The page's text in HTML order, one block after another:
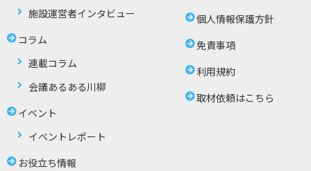
施設運営者インタビュー
コラム
連載コラム
会議あるある川柳
イベント
イベントレポート
お役立ち情報
個人情報保護方針
免責事項
利用規約
取材依頼はこちら